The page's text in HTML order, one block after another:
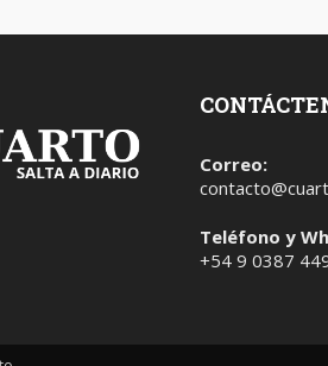
Correo:
Teléfono y
+54 9 0387